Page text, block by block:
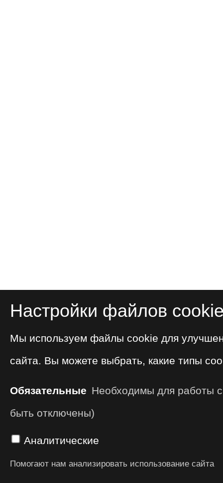
Настройки файлов
Мы используем файлы cookie для
сайта. Вы можете выбрать, какие типы
Обязательные Необходимы для работы
быть отключены)
Аналитические
Помогают нам анализировать использование сайта